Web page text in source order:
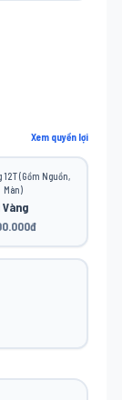
Xem quyền lợi
12T (Gồm Nguồn,
Màn)
Vàng